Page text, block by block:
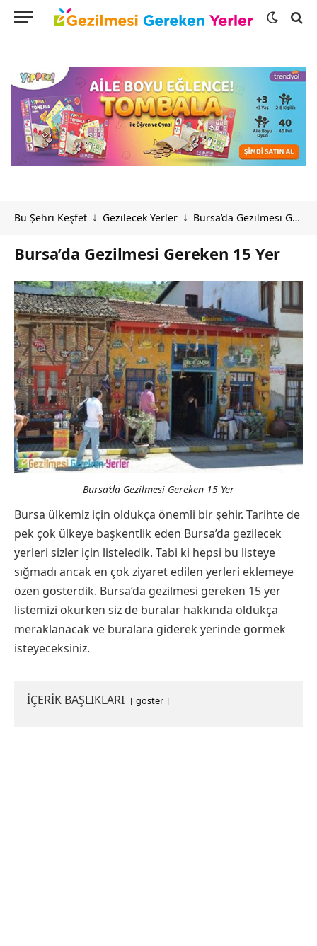
Bu Şehri Keşfet ↓ Gezilecek Yerler ↓ Bursa’da Gezilmesi Gereken 15 Yer
Bursa’da Gezilmesi Gereken 15 Yer
Bursa’da Gezilmesi Gereken 15 Yer
Bursa ülkemiz için oldukça önemli bir şehir. Tarihte de
pek çok ülkeye başkentlik eden Bursa’da gezilecek
yerleri sizler için listeledik. Tabi ki hepsi bu listeye
sığmadı ancak en çok ziyaret edilen yerleri eklemeye
özen gösterdik. Bursa’da gezilmesi gereken 15 yer
listemizi okurken siz de buralar hakkında oldukça
meraklanacak ve buralara giderek yerinde görmek
isteyeceksiniz.
İÇERİK BAŞLIKLARI göster